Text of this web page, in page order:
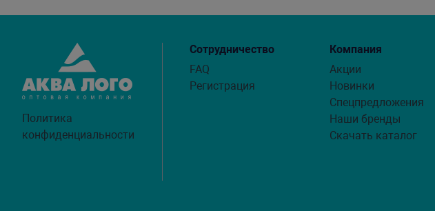
Политика
конфиденциальности
Сотрудничество
FAQ
Регистрация
Компания
Акции
Новинки
Спецпредложения
Наши бренды
Скачать каталог